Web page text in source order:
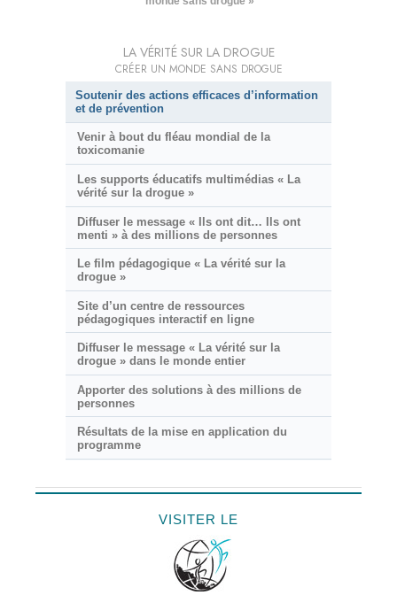
LA VÉRITÉ SUR LA DROGUE
CRÉER UN MONDE SANS DROGUE
Soutenir des actions efficaces d’information
et de prévention
Venir à bout du fléau mondial de la
toxicomanie
Les supports éducatifs multimédias « La
vérité sur la drogue »
Diffuser le message « Ils ont dit… Ils ont
menti » à des millions de personnes
Le film pédagogique « La vérité sur la
drogue »
Site d’un centre de ressources
pédagogiques interactif en ligne
Diffuser le message « La vérité sur la
drogue » dans le monde entier
Apporter des solutions à des millions de
personnes
Résultats de la mise en application du
programme
VISITER LE